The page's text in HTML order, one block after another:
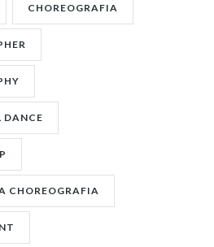
CHOREOGRAFIA
DANCE
CHOREOGRAFIA